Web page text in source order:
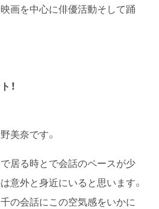
画を中心に俳優活動そして踊
！
美奈です。
居る時とで会話のペースが少
意外と身近にいると思います。
の会話にこの空気感をいかに